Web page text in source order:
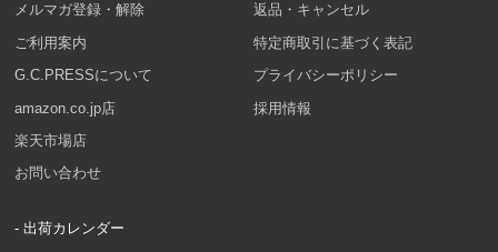
メルマガ登録・解除
ご利用案内
G.C.PRESSについて
amazon.co.jp店
楽天市場店
お問い合わせ
返品・キャンセル
特定商取引に基づく表記
プライバシーポリシー
採用情報
- 出荷カレンダー